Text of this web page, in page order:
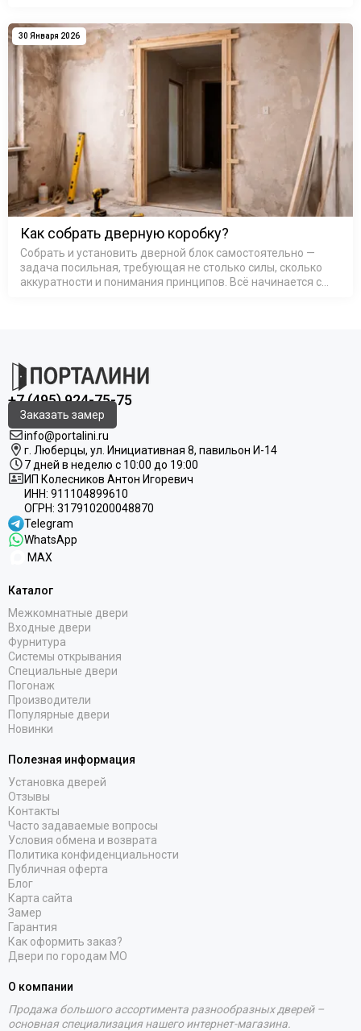
которой не хва…
30 Января 2026
Как собрать дверную коробку?
Собрать и установить дверной блок самостоятельно —
задача посильная, требующая не столько силы, сколько
аккуратности и понимания принципов. Всё начинается с
+7 (495) 924-75-75
Заказать замер
info@portalini.ru
г. Люберцы, ул. Инициативная 8, павильон И-14
7 дней в неделю с 10:00 до 19:00
ИП Колесников Антон Игоревич
ИНН: 911104899610
ОГРН: 317910200048870
Telegram
WhatsApp
MAX
Каталог
Межкомнатные двери
Входные двери
Фурнитура
Системы открывания
Специальные двери
Погонаж
Производители
Популярные двери
Новинки
Полезная информация
Установка дверей
Отзывы
Контакты
Часто задаваемые вопросы
Условия обмена и возврата
Политика конфиденциальности
Публичная оферта
Блог
Карта сайта
Замер
Гарантия
Как оформить заказ?
Двери по городам МО
О компании
Продажа большого ассортимента разнообразных дверей –
основная специализация нашего интернет-магазина.